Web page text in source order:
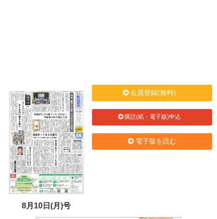
8月10日(月)号
会員登録(無料)
購読(紙・電子版)申込
電子版を読む